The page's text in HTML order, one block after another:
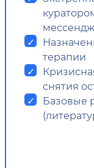
терапии
снятия
Базовые